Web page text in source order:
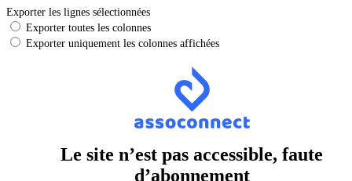
Exporter les lignes sélectionnées
Exporter toutes les colonnes
Exporter uniquement les colonnes affichées
Le site n’est pas accessible, faute
d’abonnement